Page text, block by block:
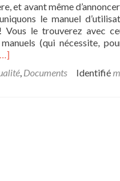
et avant même
le manuel
Vous le trouverez avec
(qui nécessite,
, Documents Identifié